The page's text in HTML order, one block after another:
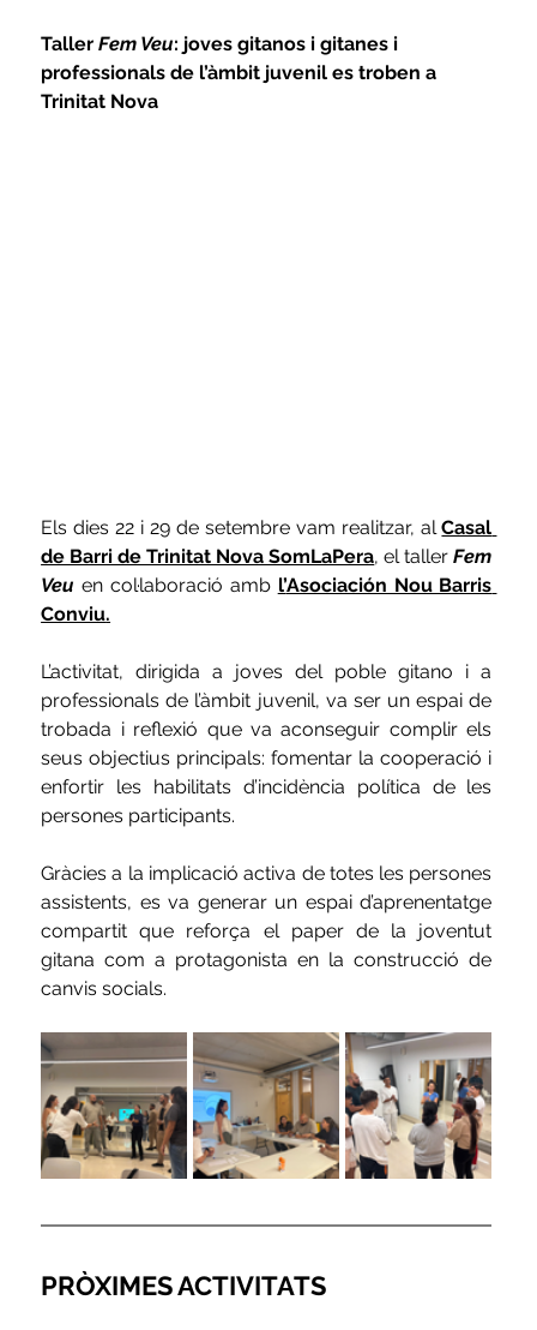
Taller Fem Veu: joves gitanos i gitanes i
professionals de l’àmbit juvenil es troben a
Trinitat Nova
Els dies 22 i 29 de setembre vam realitzar, al Casal
de Barri de Trinitat Nova SomLaPera, el taller Fem
Veu en col·laboració amb l’Asociación Nou Barris
Conviu.
L’activitat, dirigida a joves del poble gitano i a
professionals de l’àmbit juvenil, va ser un espai de
trobada i reflexió que va aconseguir complir els
seus objectius principals: fomentar la cooperació i
enfortir les habilitats d’incidència política de les
persones participants.
Gràcies a la implicació activa de totes les persones
assistents, es va generar un espai d’aprenentatge
compartit que reforça el paper de la joventut
gitana com a protagonista en la construcció de
canvis socials.
PRÒXIMES ACTIVITATS